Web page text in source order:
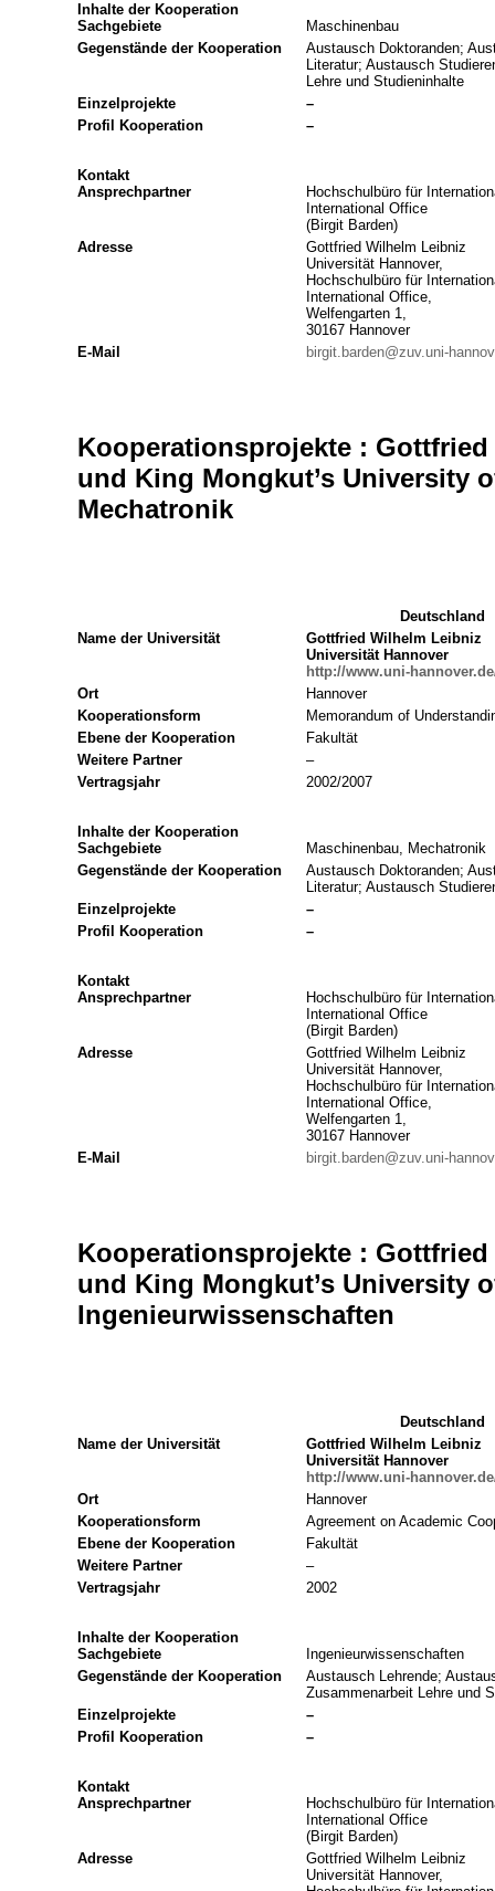
Inhalte der Kooperation
Sachgebiete
Maschinenbau
Gegenstände der Kooperation
Austausch Doktoranden;
Literatur; Austausch
Lehre und Studieninhalte
Einzelprojekte
–
Profil Kooperation
–
Kontakt
Ansprechpartner
Hochschulbüro für
International Office
(Birgit Barden)
Adresse
Gottfried Wilhelm Leibniz
Universität Hannover,
Hochschulbüro für
International Office,
Welfengarten 1,
30167 Hannover
E-Mail
birgit.barden@zuv.uni-
Kooperationsprojekte :
und King Mongkut’s University
Mechatronik
Deutschland
Name der Universität
Gottfried Wilhelm Leibniz
Universität Hannover
http://www.uni-
Ort
Hannover
Kooperationsform
Memorandum of
Ebene der Kooperation
Fakultät
Weitere Partner
–
Vertragsjahr
2002/2007
Inhalte der Kooperation
Sachgebiete
Maschinenbau, Mechatronik
Gegenstände der Kooperation
Austausch Doktoranden;
Literatur; Austausch
Einzelprojekte
–
Profil Kooperation
–
Kontakt
Ansprechpartner
Hochschulbüro für
International Office
(Birgit Barden)
Adresse
Gottfried Wilhelm Leibniz
Universität Hannover,
Hochschulbüro für
International Office,
Welfengarten 1,
30167 Hannover
E-Mail
birgit.barden@zuv.uni-
Kooperationsprojekte :
und King Mongkut’s University
Ingenieurwissenschaften
Deutschland
Name der Universität
Gottfried Wilhelm Leibniz
Universität Hannover
http://www.uni-
Ort
Hannover
Kooperationsform
Agreement on Academic
Ebene der Kooperation
Fakultät
Weitere Partner
–
Vertragsjahr
2002
Inhalte der Kooperation
Sachgebiete
Ingenieurwissenschaften
Gegenstände der Kooperation
Austausch Lehrende;
Zusammenarbeit Lehre und
Einzelprojekte
–
Profil Kooperation
–
Kontakt
Ansprechpartner
Hochschulbüro für
International Office
(Birgit Barden)
Adresse
Gottfried Wilhelm Leibniz
Universität Hannover,